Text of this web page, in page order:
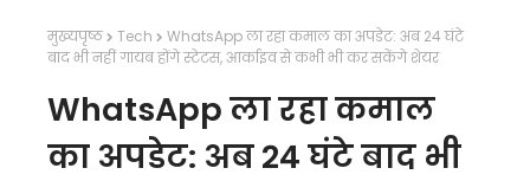
मुख्यपृष्ठ Tech
WhatsApp ला रहा कमाल का अपडेट: अब 24 घंटे
बाद भी नहीं गायब होंगे स्टेटस, आर्काइव से कभी भी कर सकेंगे शेयर
WhatsApp ला रहा कमाल
का अपडेट: अब 24 घंटे बाद भी